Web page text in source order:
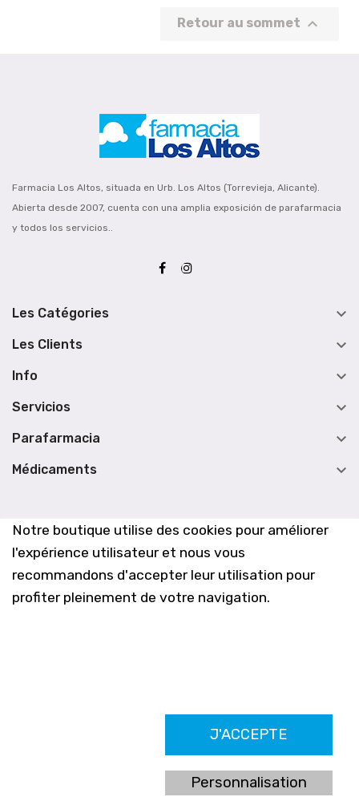
Notre boutique utilise des cookies pour améliorer
l'expérience utilisateur et nous vous
recommandons d'accepter leur utilisation pour
profiter pleinement de votre navigation.
J'ACCEPTE
Personnalisation
Retour au sommet 
Farmacia Los Altos, situada en Urb. Los Altos (Torrevieja, Alicante).
Abierta desde 2007, cuenta con una amplia exposición de parafarmacia
y todos los servicios..
Les Catégories 
Les Clients 
Info 
Servicios 
Parafarmacia 
Médicaments 
Farmacia Los Altos nº756
N. Col. Colegio Oficial de Farmacéuticos de Alicante 4327
Nº de autorización A-790-F
C/ Moncayo, 97 (Vistalmar) Urb. Los Altos
03185 Torrevieja, Alicante (España)